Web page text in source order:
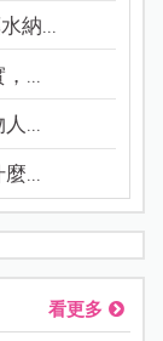
納...
...
...
...
看更多